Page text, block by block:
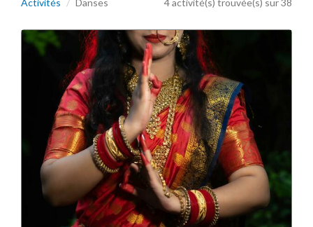
Activités Danses 4 activité(s) trouvée(s) sur 38